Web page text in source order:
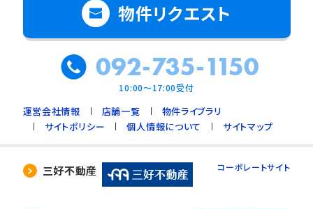
物件リクエスト
092-735-1150
10:00～17:00受付
運営会社情報 店舗一覧
物件ライブラリ
サイトポリシー
個人情報について サイトマップ
三好不動産 コーポレートサイト